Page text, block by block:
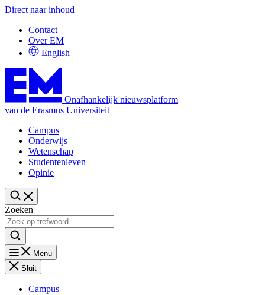
Direct naar inhoud
Contact
Over EM
English
Onafhankelijk nieuwsplatform
van de Erasmus Universiteit
Campus
Onderwijs
Wetenschap
Studentenleven
Opinie
Zoeken
Menu
Sluit
Campus